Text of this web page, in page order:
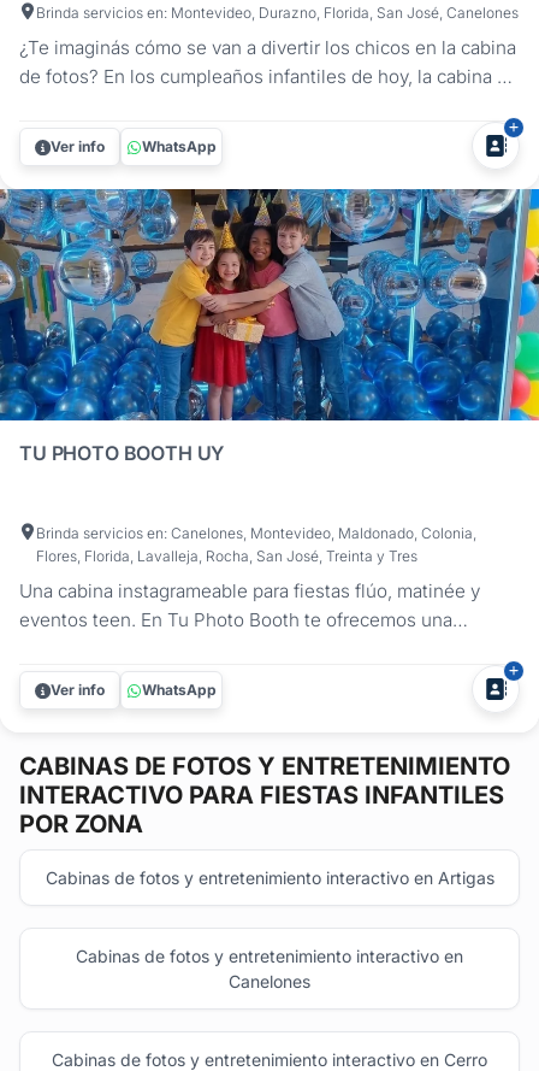
Brinda servicios en: Montevideo, Durazno, Florida, San José, Canelones
¿Te imaginás cómo se van a divertir los chicos en la cabina
de fotos? En los cumpleaños infantiles de hoy, la cabina es
elegir entre una gran variedad de opciones: desde cabinas
inflables tradicionales hasta propuestas innovadoras
como...
Ver info WhatsApp
TU PHOTO BOOTH UY
Brinda servicios en: Canelones, Montevideo, Maldonado, Colonia,
Flores, Florida, Lavalleja, Rocha, San José, Treinta y Tres
Una cabina instagrameable para fiestas flúo, matinée y
eventos teen. En Tu Photo Booth te ofrecemos una
en una experiencia inolvidable. Nuestra cabina de fotos
espejada es ideal para cumpleaños de adolescentes y
Ver info WhatsApp
CABINAS DE FOTOS Y ENTRETENIMIENTO
INTERACTIVO PARA FIESTAS INFANTILES
POR ZONA
Cabinas de fotos y entretenimiento interactivo en Artigas
Cabinas de fotos y entretenimiento interactivo en
Canelones
Cabinas de fotos y entretenimiento interactivo en Cerro